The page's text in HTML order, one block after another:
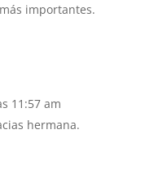
importantes.
11:57 am
hermana.